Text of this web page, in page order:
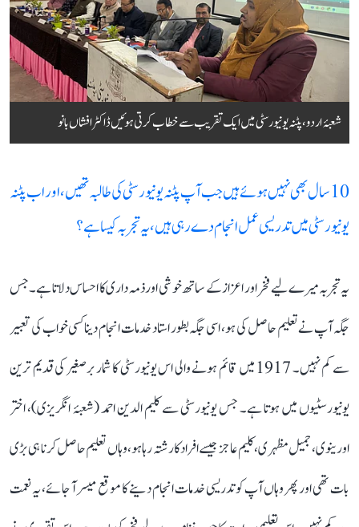
شعبۂ اردو، پٹنہ یونیورسٹی میں ایک تقریب سے خطاب کرتی ہوئیں ڈاکٹر افشاں بانو
10 سال بھی نہیں ہوئے ہیں جب آپ پٹنہ یونیورسٹی کی طالبہ تھیں، اور اب پٹنہ
یونیورسٹی میں تدریسی عمل انجام دے رہی ہیں، یہ تجربہ کیسا ہے؟
یہ تجربہ میرے لیے فخر اور اعزاز کے ساتھ خوشی اور ذمہ داری کا احساس دلاتا ہے۔ جس
جگہ آپ نے تعلیم حاصل کی ہو، اسی جگہ بطور استاد خدمات انجام دینا کسی خواب کی تعبیر
سے کم نہیں۔ 1917 میں قائم ہونے والی اس یونیورسٹی کا شمار برصغیر کی قدیم ترین
یونیورسٹیوں میں ہوتا ہے۔ جس یونیورسٹی سے کلیم الدین احمد (شعبۂ انگریزی)، اختر
اورینوی، جمیل مظہری، کلیم عاجز جیسے افراد کا رشتہ رہا ہو، وہاں تعلیم حاصل کرنا ہی بڑی
بات تھی اور پھر وہاں آپ کو تدریسی خدمات انجام دینے کا موقع میسر آ جائے، یہ نعمت